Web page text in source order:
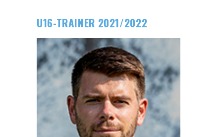
U16-TRAINER 2021/2022